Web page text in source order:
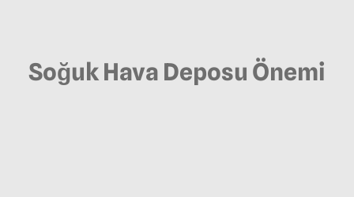
Soğuk Hava Deposu Önemi